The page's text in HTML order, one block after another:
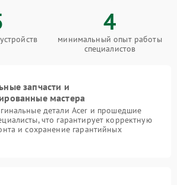
4
минимальный опыт работы
специалистов
запчасти и
мастера
детали Acer и прошедшие
что гарантирует корректную
и сохранение гарантийных